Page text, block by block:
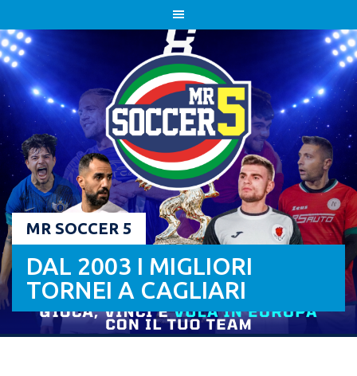
to
content
MR SOCCER 5
DAL 2003 I MIGLIORI
TORNEI A CAGLIARI